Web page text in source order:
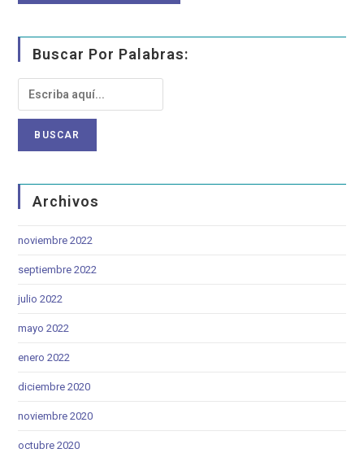
Buscar Por Palabras:
Archivos
noviembre 2022
septiembre 2022
julio 2022
mayo 2022
enero 2022
diciembre 2020
noviembre 2020
octubre 2020